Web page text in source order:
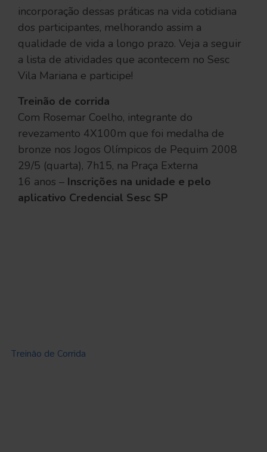
incorporação dessas práticas na vida cotidiana
dos participantes, melhorando assim a
qualidade de vida a longo prazo. Veja a seguir
a lista de atividades que acontecem no Sesc
Vila Mariana e participe!
Treinão de corrida
Com Rosemar Coelho, integrante do
revezamento 4X100m que foi medalha de
bronze nos Jogos Olímpicos de Pequim 2008
29/5 (quarta), 7h15, na Praça Externa
16 anos – Inscrições na unidade e pelo
aplicativo Credencial Sesc SP
Treinão de Corrida